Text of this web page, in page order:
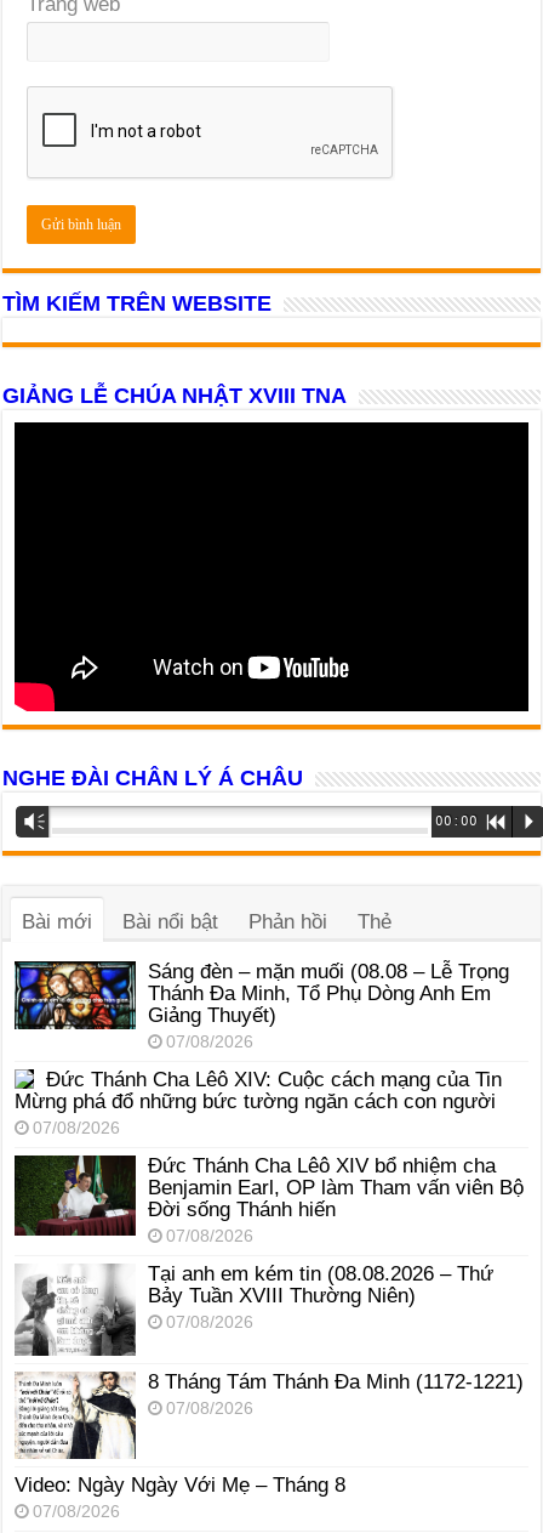
Trang web
TÌM KIẾM TRÊN WEBSITE
GIẢNG LỄ CHÚA NHẬT XVIII TNA
NGHE ĐÀI CHÂN LÝ Á CHÂU
Trình
phát
âm
Vm 00:00 R P
Bài mới Bài nổi bật Phản hồi Thẻ
Sáng đèn – mặn muối (08.08 – Lễ Trọng
Thánh Đa Minh, Tổ Phụ Dòng Anh Em
Giảng Thuyết)
07/08/2026
Đức Thánh Cha Lêô XIV: Cuộc cách mạng của Tin
Mừng phá đổ những bức tường ngăn cách con người
07/08/2026
Đức Thánh Cha Lêô XIV bổ nhiệm cha
Benjamin Earl, OP làm Tham vấn viên Bộ
Đời sống Thánh hiến
07/08/2026
Tại anh em kém tin (08.08.2026 – Thứ
Bảy Tuần XVIII Thường Niên)
07/08/2026
8 Tháng Tám Thánh Ða Minh (1172-1221)
07/08/2026
Video: Ngày Ngày Với Mẹ – Tháng 8
07/08/2026